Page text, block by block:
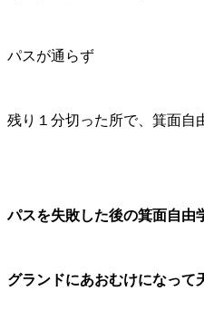
パスが通らず
残り１分切った所で、箕面自
パスを失敗した後の箕面自由
グランドにあおむけになって